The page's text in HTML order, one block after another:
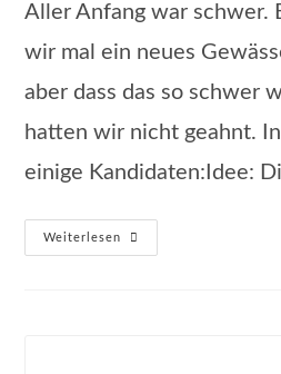
Aller Anfang war schwer.
wir mal ein neues
aber dass das so schwer
hatten wir nicht geahnt.
einige Kandidaten:Idee:
Weiterlesen
Eine
Gelungene